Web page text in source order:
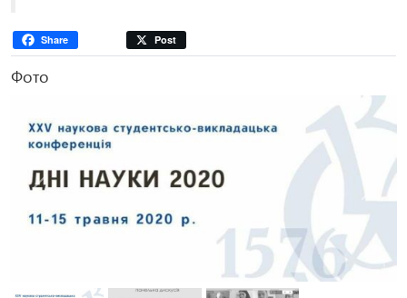
Share Post
Фото
Попередня